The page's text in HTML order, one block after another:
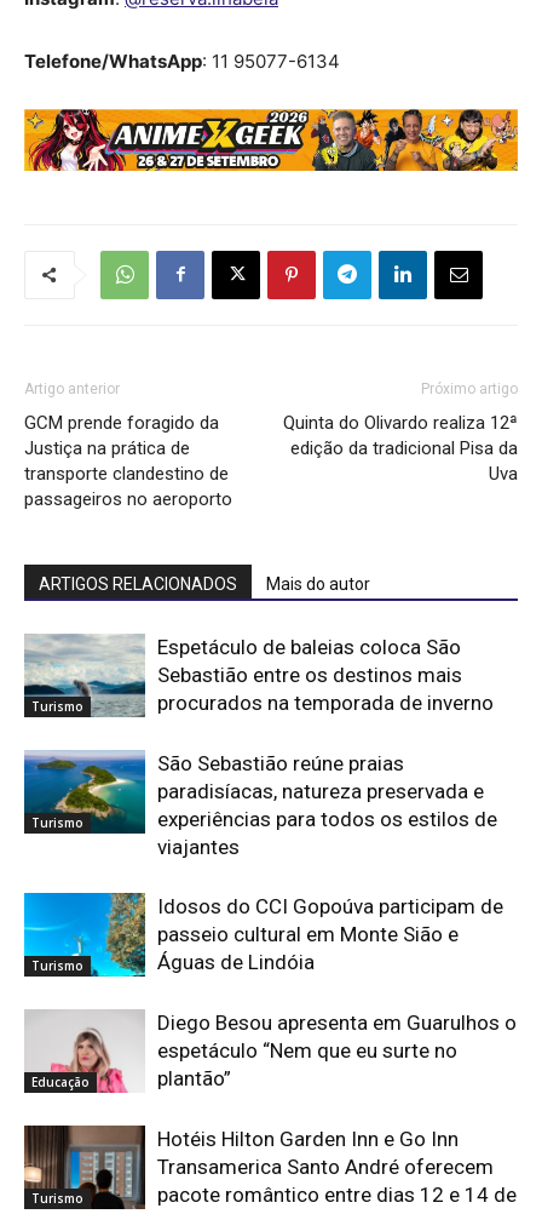
Telefone/WhatsApp: 11 95077-6134
Artigo anterior
GCM prende foragido da
Justiça na prática de
transporte clandestino de
passageiros no aeroporto
Próximo artigo
Quinta do Olivardo realiza 12ª
edição da tradicional Pisa da
Uva
ARTIGOS RELACIONADOS Mais do autor
Turismo
Espetáculo de baleias coloca São
Sebastião entre os destinos mais
procurados na temporada de inverno
Turismo
São Sebastião reúne praias
paradisíacas, natureza preservada e
experiências para todos os estilos de
viajantes
Turismo
Idosos do CCI Gopoúva participam de
passeio cultural em Monte Sião e
Águas de Lindóia
Educação
Diego Besou apresenta em Guarulhos o
espetáculo “Nem que eu surte no
plantão”
Turismo
Hotéis Hilton Garden Inn e Go Inn
Transamerica Santo André oferecem
pacote romântico entre dias 12 e 14 de